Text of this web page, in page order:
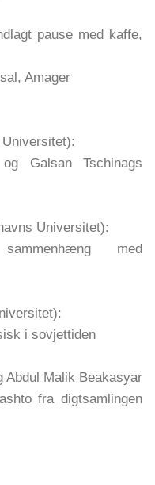
pause med kaffe,
Amager
Galsan Tschinags
Universitet):
med
i sovjettiden
Abdul Malik Beakasyar
fra digtsamlingen